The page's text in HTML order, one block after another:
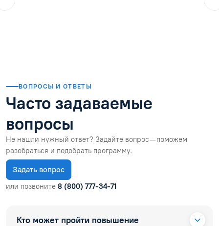
ВОПРОСЫ И ОТВЕТЫ
Часто задаваемые
вопросы
Не нашли нужный ответ? Задайте вопрос — поможем
разобраться и подобрать программу.
Задать вопрос
или позвоните 8 (800) 777-34-71
Кто может пройти повышение